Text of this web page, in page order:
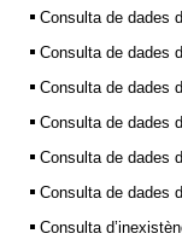
Consulta de dades
Consulta de dades
Consulta de dades
Consulta de dades
Consulta de dades
Consulta de dades
Consulta